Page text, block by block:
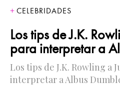
CELEBRIDADES
Los tips de J.K.
para interpretar a
Los tips de J.K. Rowling a
interpretar a Albus